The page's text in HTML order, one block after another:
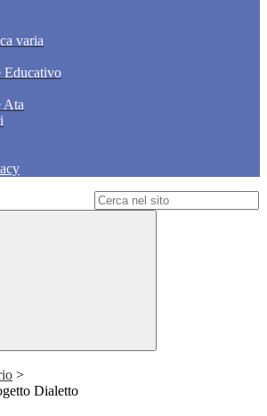
varia
Educativo
Ata
>
Dialetto